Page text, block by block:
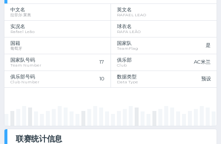
中文名
拉菲尔·莱奥
英文名
RAFAEL LEAO
实况名
Rafael Leão
球衣名
RAFA LEÃO
国籍
葡萄牙
国家队
TeamFlag 是
国家队号码
Team Number 17 俱乐部
Club AC米兰
俱乐部号码
Club Number 10 数据类型
Data Type 预设
联赛统计信息